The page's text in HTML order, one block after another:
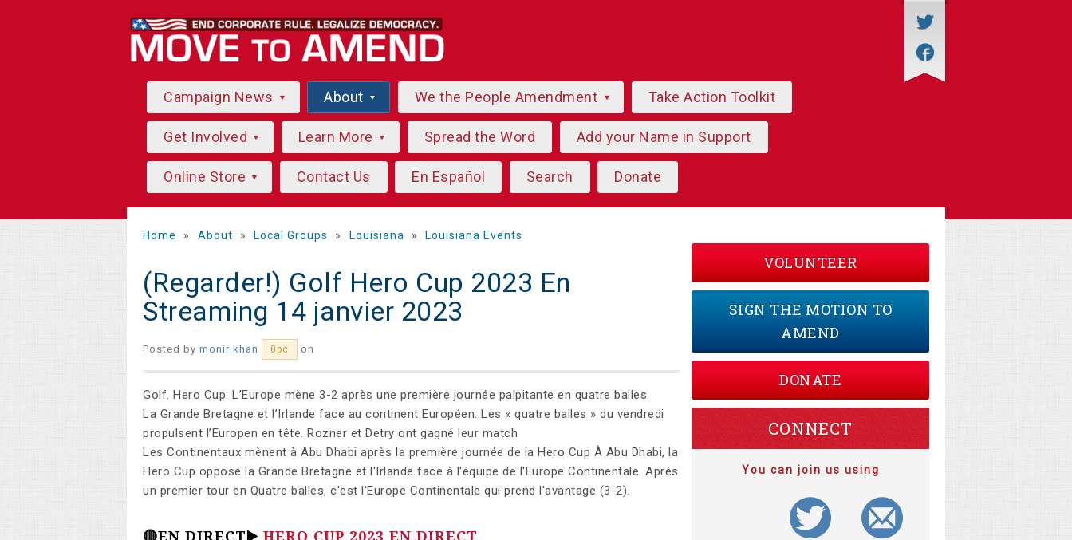
Campaign News About We the People Amendment Take Action Toolkit
Get Involved Learn More Spread the Word Add your Name in Support
Online Store Contact Us En Español Search Donate
Home » About » Local Groups » Louisiana » Louisiana Events
(Regarder!) Golf Hero Cup 2023 En
Streaming 14 janvier 2023
Posted by monir khan 0pc on
Golf. Hero Cup: L’Europe mène 3-2 après une première journée palpitante en quatre balles.
La Grande Bretagne et l’Irlande face au continent Européen. Les « quatre balles » du vendredi
propulsent l’Europen en tête. Rozner et Detry ont gagné leur match
Les Continentaux mènent à Abu Dhabi après la première journée de la Hero Cup À Abu Dhabi, la
Hero Cup oppose la Grande Bretagne et l'Irlande face à l'équipe de l'Europe Continentale. Après
un premier tour en Quatre balles, c'est l'Europe Continentale qui prend l'avantage (3-2).
🔴EN DIRECT▶️ HERO CUP 2023 EN DIRECT
VOLUNTEER
SIGN THE MOTION TO
AMEND
DONATE
CONNECT
You can join us using